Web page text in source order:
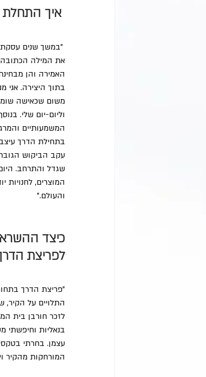
איך התחלת
"במשך שנים
את המילה
האמירה והן
בתוך היצירה. אני
משום שכאישה
וליום-יום שלי.
המשמעותיים
בתחילת הדרך
עקב הביקוש
שגדל והתרחב.
המוצרים, לחנויות
והעולם."
כיצד
לפריצת
"פריצת הדרך
התלויים על
לזכר חורבן בית
בנאליות וחיפשתי
עצמן. בחרתי
המורחקות מהקיר